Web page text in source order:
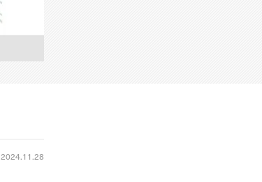
2024.11.28